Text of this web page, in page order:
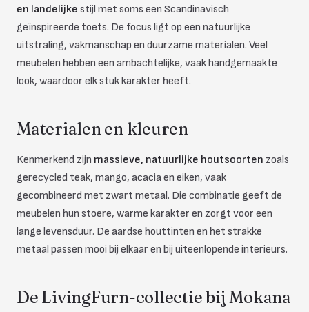
en landelijke stijl met soms een Scandinavisch
geïnspireerde toets. De focus ligt op een natuurlijke
uitstraling, vakmanschap en duurzame materialen. Veel
meubelen hebben een ambachtelijke, vaak handgemaakte
look, waardoor elk stuk karakter heeft.
Materialen en kleuren
Kenmerkend zijn massieve, natuurlijke houtsoorten zoals
gerecycled teak, mango, acacia en eiken, vaak
gecombineerd met zwart metaal. Die combinatie geeft de
meubelen hun stoere, warme karakter en zorgt voor een
lange levensduur. De aardse houttinten en het strakke
metaal passen mooi bij elkaar en bij uiteenlopende interieurs.
De LivingFurn-collectie bij Mokana